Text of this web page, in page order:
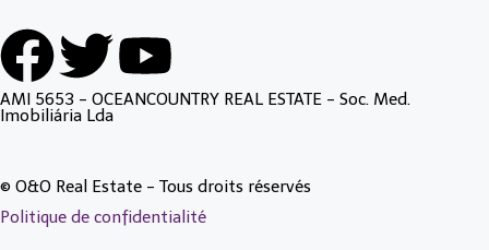
AMI 5653 - OCEANCOUNTRY REAL ESTATE - Soc. Med.
Imobiliária Lda
© O&O Real Estate - Tous droits réservés
Politique de confidentialité